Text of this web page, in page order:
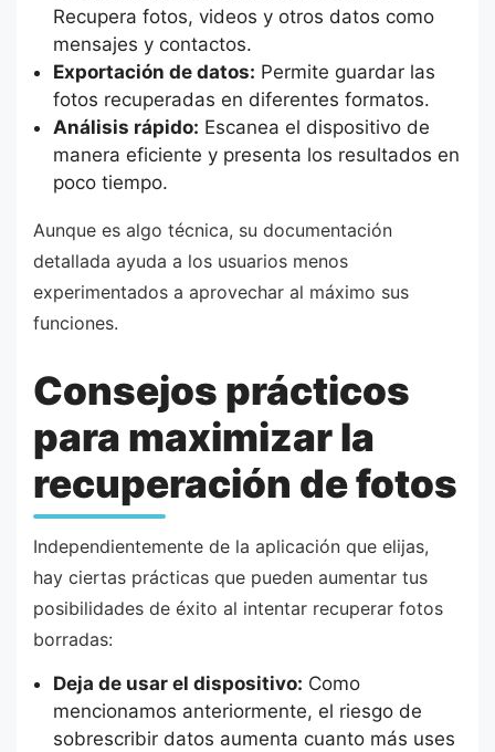
Recupera fotos, videos y otros datos como
mensajes y contactos.
Exportación de datos: Permite guardar las
fotos recuperadas en diferentes formatos.
Análisis rápido: Escanea el dispositivo de
manera eficiente y presenta los resultados en
poco tiempo.
Aunque es algo técnica, su documentación
detallada ayuda a los usuarios menos
experimentados a aprovechar al máximo sus
funciones.
Consejos prácticos
para maximizar la
recuperación de fotos
Independientemente de la aplicación que elijas,
hay ciertas prácticas que pueden aumentar tus
posibilidades de éxito al intentar recuperar fotos
borradas:
Deja de usar el dispositivo: Como
mencionamos anteriormente, el riesgo de
sobrescribir datos aumenta cuanto más uses